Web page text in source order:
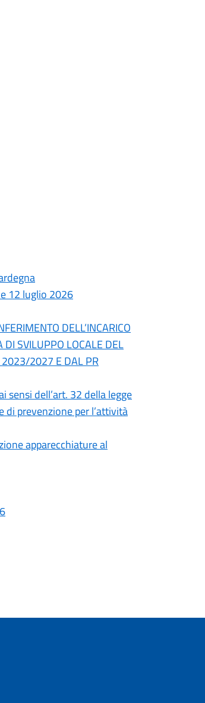
12 luglio 2026
DELL’INCARICO
DI SVILUPPO LOCALE DEL
2023/2027 E DAL PR
sensi dell’art. 32 della legge
di prevenzione per l’attività
apparecchiature al